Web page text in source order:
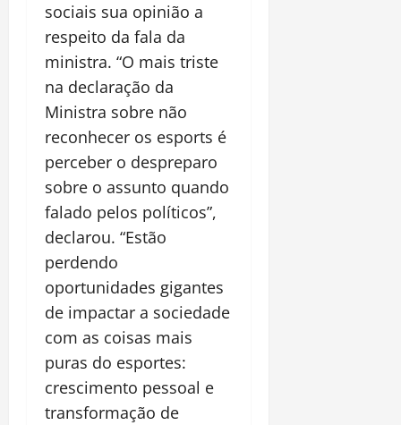
sociais sua opinião a
respeito da fala da
ministra. “O mais triste
na declaração da
Ministra sobre não
reconhecer os esports é
perceber o despreparo
sobre o assunto quando
falado pelos políticos”,
declarou. “Estão
perdendo
oportunidades gigantes
de impactar a sociedade
com as coisas mais
puras do esportes:
crescimento pessoal e
transformação de